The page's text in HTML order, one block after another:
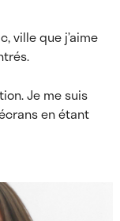
ville que j’aime
Je me suis
en étant